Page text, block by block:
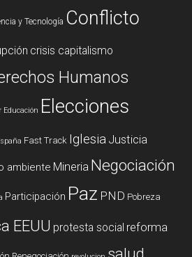
y Tecnología Conflicto
crisis capitalismo
Humanos
Educación Elecciones
Fast Track Iglesia Justicia
ambiente Mineria Negociación
Participación Paz PND Pobreza
EEUU protesta social reforma